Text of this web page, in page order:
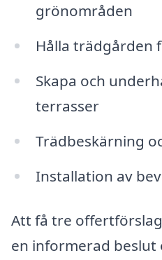
grönområden
Hålla trädgården
Skapa och
terrasser
Trädbeskärning
Installation av
Att få tre
en informerad beslut